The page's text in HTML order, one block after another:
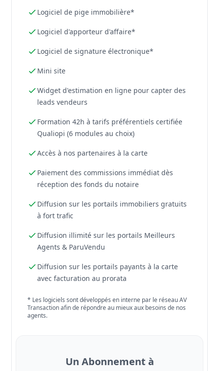
Logiciel de pige immobilière*
Logiciel d'apporteur d'affaire*
Logiciel de signature électronique*
Mini site
Widget d'estimation en ligne pour capter des
leads vendeurs
Formation 42h à tarifs préférentiels certifiée
Qualiopi (6 modules au choix)
Accès à nos partenaires à la carte
Paiement des commissions immédiat dès
réception des fonds du notaire
Diffusion sur les portails immobiliers gratuits
à fort trafic
Diffusion illimité sur les portails Meilleurs
Agents & ParuVendu
Diffusion sur les portails payants à la carte
avec facturation au prorata
* Les logiciels sont développés en interne par le réseau AV
Transaction afin de répondre au mieux aux besoins de nos
agents.
Un Abonnement à